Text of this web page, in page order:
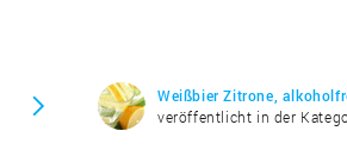
Weißbier Zitrone,
veröffentlicht in der